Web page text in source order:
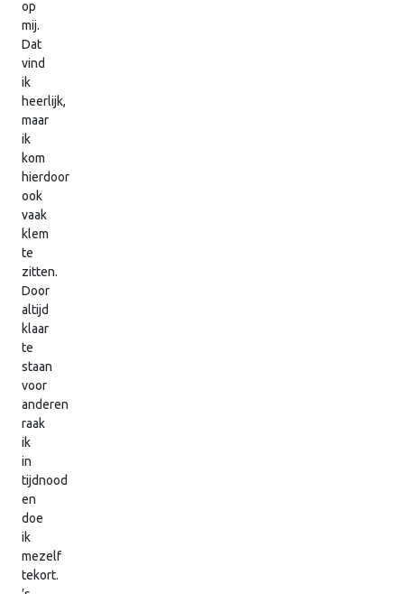
op
mij.
Dat
vind
ik
heerlijk,
maar
ik
kom
hierdoor
ook
vaak
klem
te
zitten.
Door
altijd
klaar
te
staan
voor
anderen
raak
ik
in
tijdnood
en
doe
ik
mezelf
tekort.